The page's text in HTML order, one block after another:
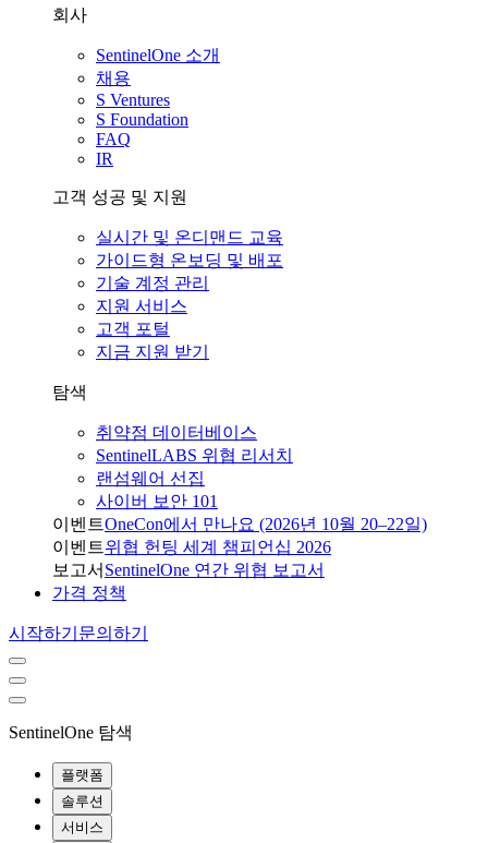
회사
SentinelOne 소개
채용
S Ventures
S Foundation
FAQ
IR
고객 성공 및 지원
실시간 및 온디맨드 교육
가이드형 온보딩 및 배포
기술 계정 관리
지원 서비스
고객 포털
지금 지원 받기
탐색
취약점 데이터베이스
SentinelLABS 위협 리서치
랜섬웨어 선집
사이버 보안 101
이벤트OneCon에서 만나요 (2026년 10월 20–22일)
이벤트위협 헌팅 세계 챔피언십 2026
보고서 SentinelOne 연간 위협 보고서
가격 정책
시작하기 문의하기
SentinelOne 탐색
플랫폼
솔루션
서비스